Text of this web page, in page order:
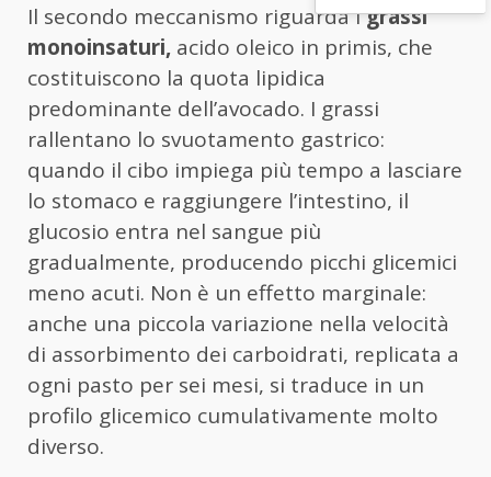
Il secondo meccanismo riguarda igrassi
monoinsaturi, acido oleico in primis, che
costituiscono la quota lipidica
predominante dell’avocado. I grassi
rallentano lo svuotamento gastrico:
quando il cibo impiega più tempo a lasciare
lo stomaco e raggiungere l’intestino, il
glucosio entra nel sangue più
gradualmente, producendo picchi glicemici
meno acuti. Non è un effetto marginale:
anche una piccola variazione nella velocità
di assorbimento dei carboidrati, replicata a
ogni pasto per sei mesi, si traduce in un
profilo glicemico cumulativamente molto
diverso.